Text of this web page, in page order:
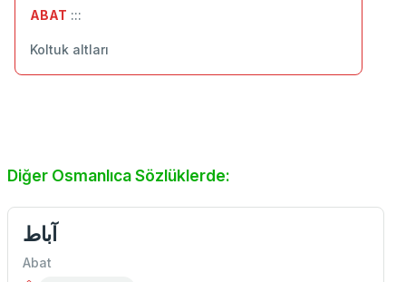
ABAT :::
Koltuk altları
Diğer Osmanlıca Sözlüklerde:
آباط
Abat